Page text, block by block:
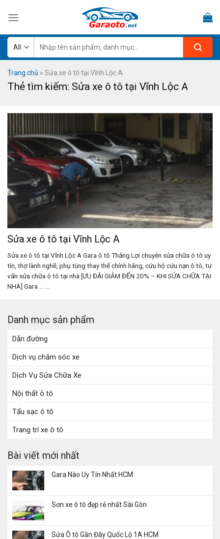
kiếm:
Trang chủ » Sửa xe ô tô tại Vĩnh Lộc A
Thẻ tìm kiếm: Sửa xe ô tô tại Vĩnh Lộc A
Danh mục sản phẩm
Dẫn đường
Dịch vụ chăm sóc xe
Dịch Vụ Sửa Chữa Xe
Nội thất ô tô
Tẩu sạc ô tô
Trang trí xe ô tô
Bài viết mới nhất
Gara Nào Uy Tín Nhất HCM
Sơn xe ô tô đẹp rẻ nhất Sài Gòn
Sửa Ô tô Gần Đây Quốc Lộ 1A HCM
Sửa xe ô tô tại Vĩnh Lộc A
Sửa xe ô tô tại Vĩnh Lộc A Gara ô tô Thắng Lợi chuyên sửa chữa ô tô uy
tín, thợ lành nghề, phụ tùng thay thế chính hãng, cứu hộ cứu nạn ô tô, tư
vấn sửa chữa ô tô tại nhà [ƯU ĐÃI GIẢM ĐẾN 20% – KHI SỬA CHỮA TẠI
NHÀ] Gara ... ...